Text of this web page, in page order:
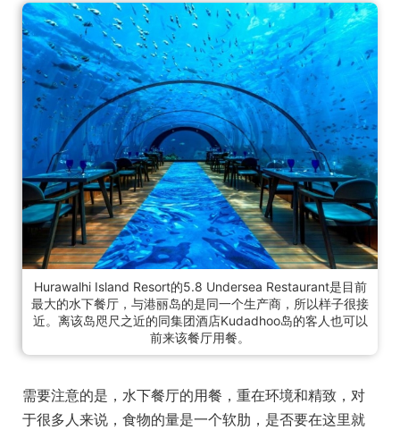
Hurawalhi Island Resort的5.8 Undersea Restaurant是目前
最大的水下餐厅，与港丽岛的是同一个生产商，所以样子很接
近。离该岛咫尺之近的同集团酒店Kudadhoo岛的客人也可以
前来该餐厅用餐。
需要注意的是，水下餐厅的用餐，重在环境和精致，对
于很多人来说，食物的量是一个软肋，是否要在这里就